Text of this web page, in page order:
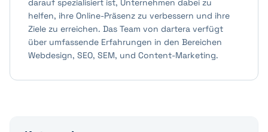
darauf spezialisiert ist, Unternehmen dabei zu
helfen, ihre Online-Präsenz zu verbessern und ihre
Ziele zu erreichen. Das Team von dartera verfügt
über umfassende Erfahrungen in den Bereichen
Webdesign, SEO, SEM, und Content-Marketing.